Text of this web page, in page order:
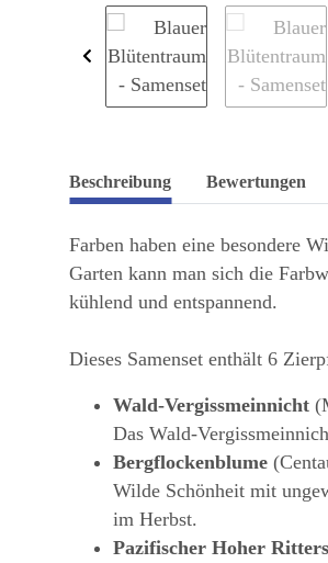
Beschreibung Bewertungen
Farben haben eine besondere
Garten kann man sich die
kühlend und entspannend.
Dieses Samenset enthält 6
Wald-Vergissmeinnicht
Das Wald-
Bergflockenblume
Wilde Schönheit mit
im Herbst.
Pazifischer Hoher